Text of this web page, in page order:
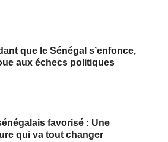
que le Sénégal s’enfonce,
aux échecs politiques
favorisé : Une
qui va tout changer